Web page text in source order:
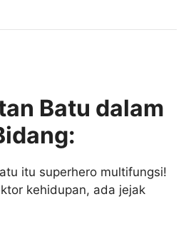
Batu dalam
itu superhero multifungsi!
kehidupan, ada jejak